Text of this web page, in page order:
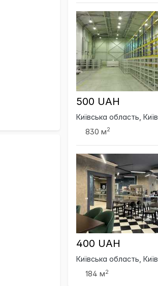
500 UAH
Київська область, Київ
830 м2
400 UAH
Київська область, Київ
184 м2